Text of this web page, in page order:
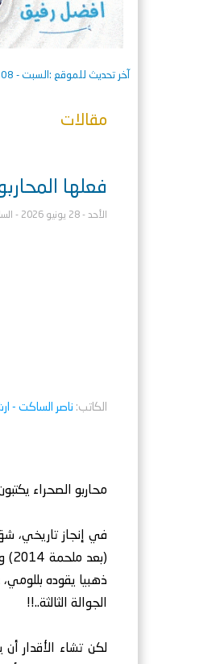
آخر تحديث للموقع : السبت - 08 أغسطس 2026 - 01:26 م
مقالات
فعلها
الأحد - 28 يونيو 2026 - الساعة 09:09 م
الكاتب: ناصر الساكت -
محاربو الصحراء يكتبون التاريخ ويثأرون من
ذهبيا يقوده
الجوالة الثالثة..!!
لكن تشاء الأقدار أن